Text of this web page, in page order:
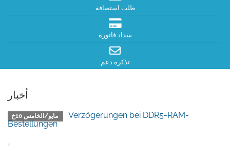
طلب استضافة
سداد فاتورة
تذكرة دعم
أخبار
Verzögerungen bei DDR5-RAM-
Bestellungen